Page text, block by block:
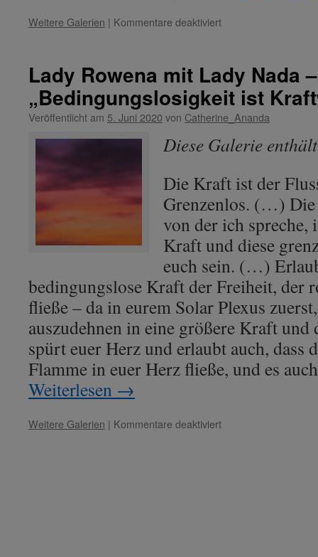
Weitere Galerien | Kommentare deaktiviertfür
„Solar
Plexus
=
Schloss
Menschlichkeit.“
Lady Rowena mit Lady Nada
„Bedingungslosigkeit ist
Veröffentlicht am 5. Juni 2020 von Catherine_Ananda
Diese Galerie
Die Kraft ist der
Grenzenlos. (…)
von der ich spreche,
Kraft und diese
euch sein. (…)
bedingungslose Kraft der Freiheit, der
fließe – da in eurem Solar Plexus
auszudehnen in eine größere Kraft und
spürt euer Herz und erlaubt auch, dass
Flamme in euer Herz fließe, und es
Weiterlesen →
Weitere Galerien | Kommentare deaktiviertfür